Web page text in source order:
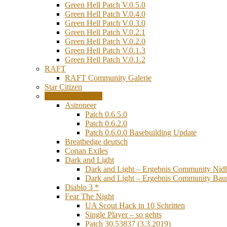
Green Hell Patch V.0.5.0
Green Hell Patch V.0.4.0
Green Hell Patch V.0.3.0
Green Hell Patch V.0.2.1
Green Hell Patch V.0.2.0
Green Hell Patch V.0.1.3
Green Hell Patch V.0.1.2
RAFT
RAFT Community Galerie
Star Citizen
Astroneer
Patch 0.6.5.0
Patch 0.6.2.0
Patch 0.6.0.0 Basebuilding Update
Breathedge deutsch
Conan Exiles
Dark and Light
Dark and Light – Ergebnis Community
Dark and Light – Ergebnis Community
Diablo 3 *
Fear The Night
UA Scout Hack in 10 Schritten
Single Player – so gehts
Patch 30.53837 (3.3.2019)